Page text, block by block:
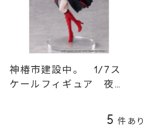
神椿市建設中。 1/7ス
ケールフィギュア 夜河
5 件あ